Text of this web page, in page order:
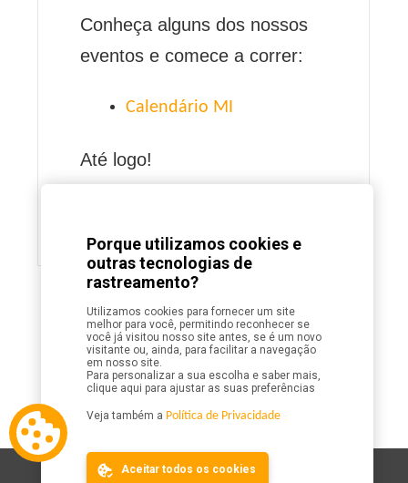
Conheça alguns dos nossos
eventos e comece a correr:
Calendário MI
Até logo!
Site Map
Porque utilizamos cookies e
outras tecnologias de
rastreamento?
Utilizamos cookies para fornecer um site
melhor para você, permitindo reconhecer se
você já visitou nosso site antes, se é um novo
visitante ou, ainda, para facilitar a navegação
em nosso site.
Para personalizar a sua escolha e saber mais,
clique aqui para ajustar as suas preferências
Veja também a Política de Privacidade
Aceitar todos os cookies